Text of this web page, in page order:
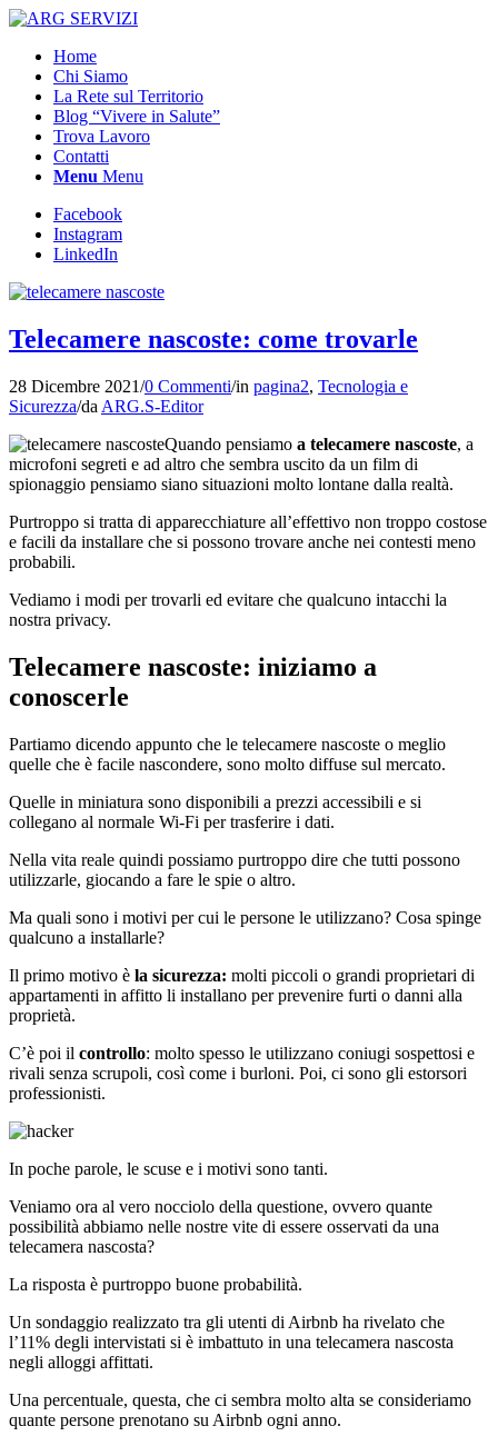
Home
Chi Siamo
La Rete sul Territorio
Blog “Vivere in Salute”
Trova Lavoro
Contatti
Menu Menu
Facebook
Instagram
LinkedIn
Telecamere nascoste: come trovarle
28 Dicembre 2021/0 Commenti/in pagina2, Tecnologia e
Sicurezza/da ARG.S-Editor
Quando pensiamo a telecamere nascoste, a
microfoni segreti e ad altro che sembra uscito da un film di
spionaggio pensiamo siano situazioni molto lontane dalla realtà.
Purtroppo si tratta di apparecchiature all’effettivo non troppo costose
e facili da installare che si possono trovare anche nei contesti meno
probabili.
Vediamo i modi per trovarli ed evitare che qualcuno intacchi la
nostra privacy.
Telecamere nascoste: iniziamo a
conoscerle
Partiamo dicendo appunto che le telecamere nascoste o meglio
quelle che è facile nascondere, sono molto diffuse sul mercato.
Quelle in miniatura sono disponibili a prezzi accessibili e si
collegano al normale Wi-Fi per trasferire i dati.
Nella vita reale quindi possiamo purtroppo dire che tutti possono
utilizzarle, giocando a fare le spie o altro.
Ma quali sono i motivi per cui le persone le utilizzano? Cosa spinge
qualcuno a installarle?
Il primo motivo è la sicurezza: molti piccoli o grandi proprietari di
appartamenti in affitto li installano per prevenire furti o danni alla
proprietà.
C’è poi il controllo: molto spesso le utilizzano coniugi sospettosi e
rivali senza scrupoli, così come i burloni. Poi, ci sono gli estorsori
professionisti.
In poche parole, le scuse e i motivi sono tanti.
Veniamo ora al vero nocciolo della questione, ovvero quante
possibilità abbiamo nelle nostre vite di essere osservati da una
telecamera nascosta?
La risposta è purtroppo buone probabilità.
Un sondaggio realizzato tra gli utenti di Airbnb ha rivelato che
l’11% degli intervistati si è imbattuto in una telecamera nascosta
negli alloggi affittati.
Una percentuale, questa, che ci sembra molto alta se consideriamo
quante persone prenotano su Airbnb ogni anno.